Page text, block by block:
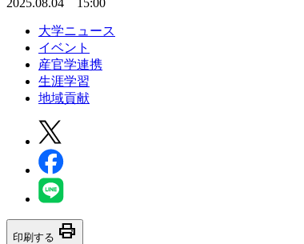
大学ニュース
イベント
産官学連携
生涯学習
地域貢献
印刷する print